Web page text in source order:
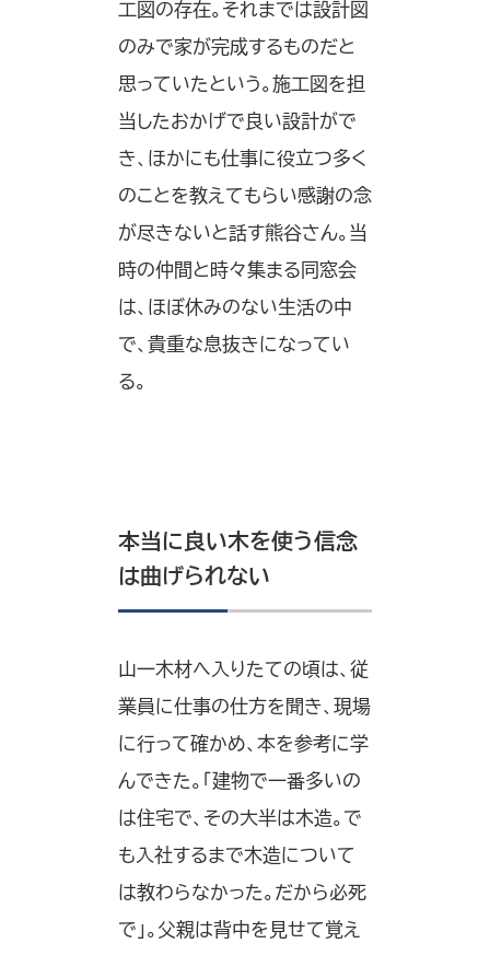
工図の存在。それまでは設計図
のみで家が完成するものだと
思っていたという。施工図を担
当したおかげで良い設計がで
き、ほかにも仕事に役立つ多く
のことを教えてもらい感謝の念
が尽きないと話す熊谷さん。当
時の仲間と時々集まる同窓会
は、ほぼ休みのない生活の中
で、貴重な息抜きになってい
る。
本当に良い木を使う信念
は曲げられない
山一木材へ入りたての頃は、従
業員に仕事の仕方を聞き、現場
に行って確かめ、本を参考に学
んできた。「建物で一番多いの
は住宅で、その大半は木造。で
も入社するまで木造について
は教わらなかった。だから必死
で」。父親は背中を見せて覚え